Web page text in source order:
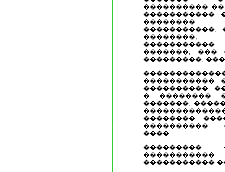
����������
�����������
��������
�����������,
�������, ���
���������,
�����������
����������
� ��������
�������,
��������
����������
����.
���������
�����������